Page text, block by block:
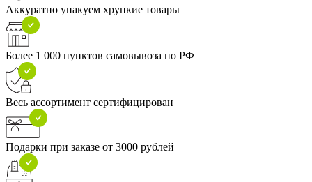
Аккуратно упакуем хрупкие товары
Более 1 000 пунктов самовывоза по РФ
Весь ассортимент сертифицирован
Подарки при заказе от 3000 рублей